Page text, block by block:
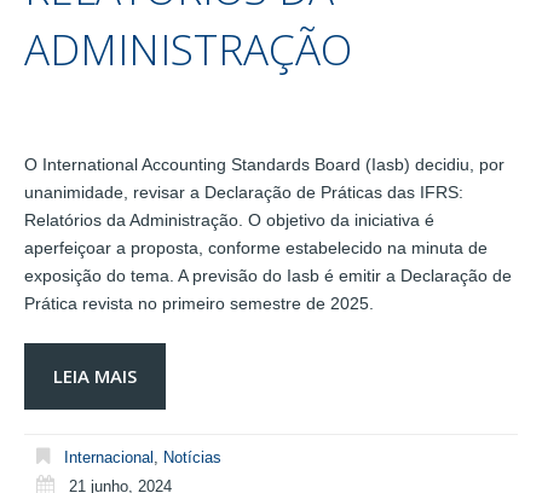
ADMINISTRAÇÃO
O International Accounting Standards Board (Iasb) decidiu, por
unanimidade, revisar a Declaração de Práticas das IFRS:
Relatórios da Administração. O objetivo da iniciativa é
aperfeiçoar a proposta, conforme estabelecido na minuta de
exposição do tema. A previsão do Iasb é emitir a Declaração de
Prática revista no primeiro semestre de 2025.
LEIA MAIS
Internacional , Notícias
21 junho, 2024